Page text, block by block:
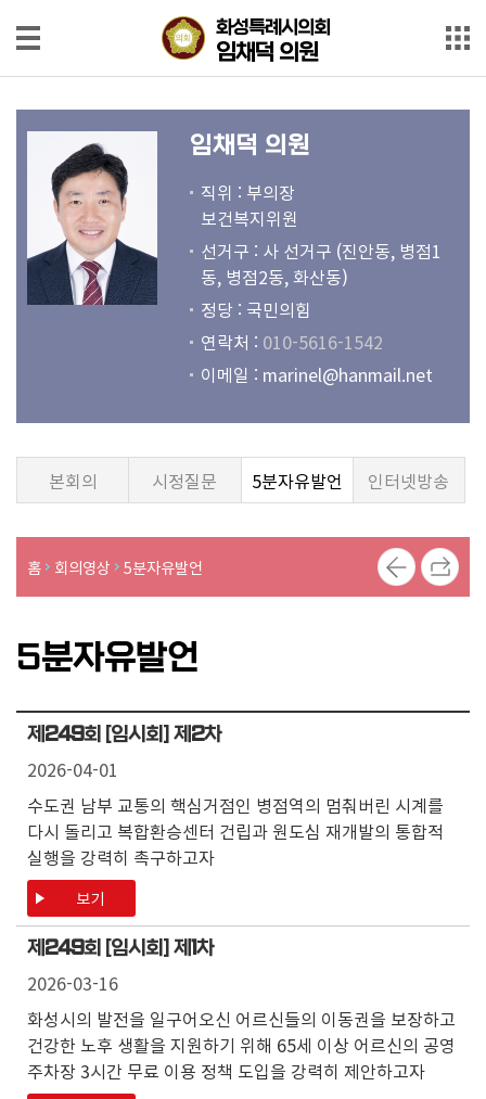
본문으로 바로가기
메인메뉴 바로가기
화성특례시의회
임채덕 의원
의
원
의
록
상
의
의
활
사
진
화성특례시의회
임채덕 의원
임채덕 의원
직위 : 부의장
보건복지위원
선거구 : 사 선거구 (진안동, 병점1
동, 병점2동, 화산동)
정당 : 국민의힘
연락처 : 010-5616-1542
이메일 : marinel@hanmail.net
본회의 시정질문 5분자유발언 인터넷방송
홈 회의영상 5분자유발언
5분자유발언
제 249회 [임시회] 제 2차
2026-04-01
수도권 남부 교통의 핵심거점인 병점역의 멈춰버린 시계를
다시 돌리고 복합환승센터 건립과 원도심 재개발의 통합적
실행을 강력히 촉구하고자
보기
제 249회 [임시회] 제 1차
2026-03-16
화성시의 발전을 일구어오신 어르신들의 이동권을 보장하고
건강한 노후 생활을 지원하기 위해 65세 이상 어르신의 공영
주차장 3시간 무료 이용 정책 도입을 강력히 제안하고자